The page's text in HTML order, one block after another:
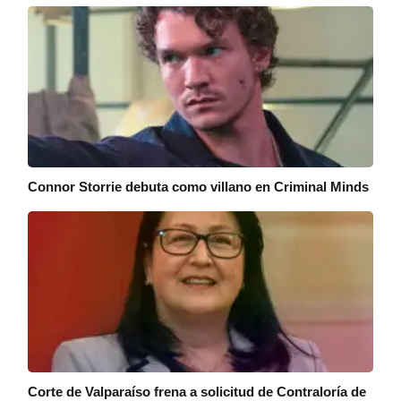
Connor Storrie debuta como villano en Criminal Minds
Corte de Valparaíso frena a solicitud de Contraloría de